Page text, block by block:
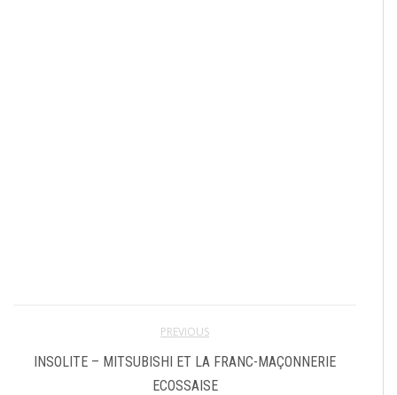
PREVIOUS
INSOLITE – MITSUBISHI ET LA FRANC-MAÇONNERIE
ECOSSAISE